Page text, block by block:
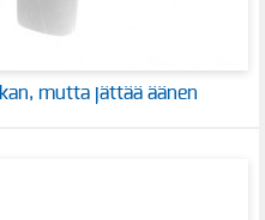
mutta jättää äänen